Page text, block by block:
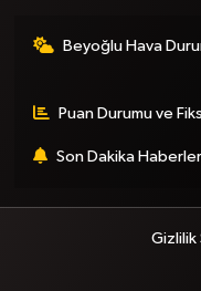
Beyoğlu Hava
Puan Durumu ve
Son Dakika
Gizlilik